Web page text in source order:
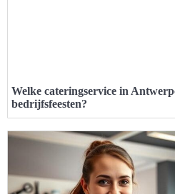
Welke cateringservice in
bedrijfsfeesten?